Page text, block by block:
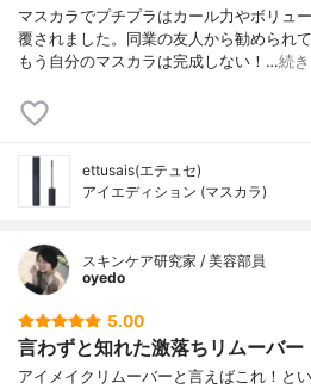
マスカラでプチプラはカール力やボリュ
覆されました。同業の友人から勧められ
もう自分のマスカラは完成しない！…続
ettusais(エテュセ)
アイエディション (マスカラ)
スキンケア研究家 / 美容部員
oyedo
5.00
言わずと知れた激落ちリムーバー
アイメイクリムーバーと言えばこれ！と